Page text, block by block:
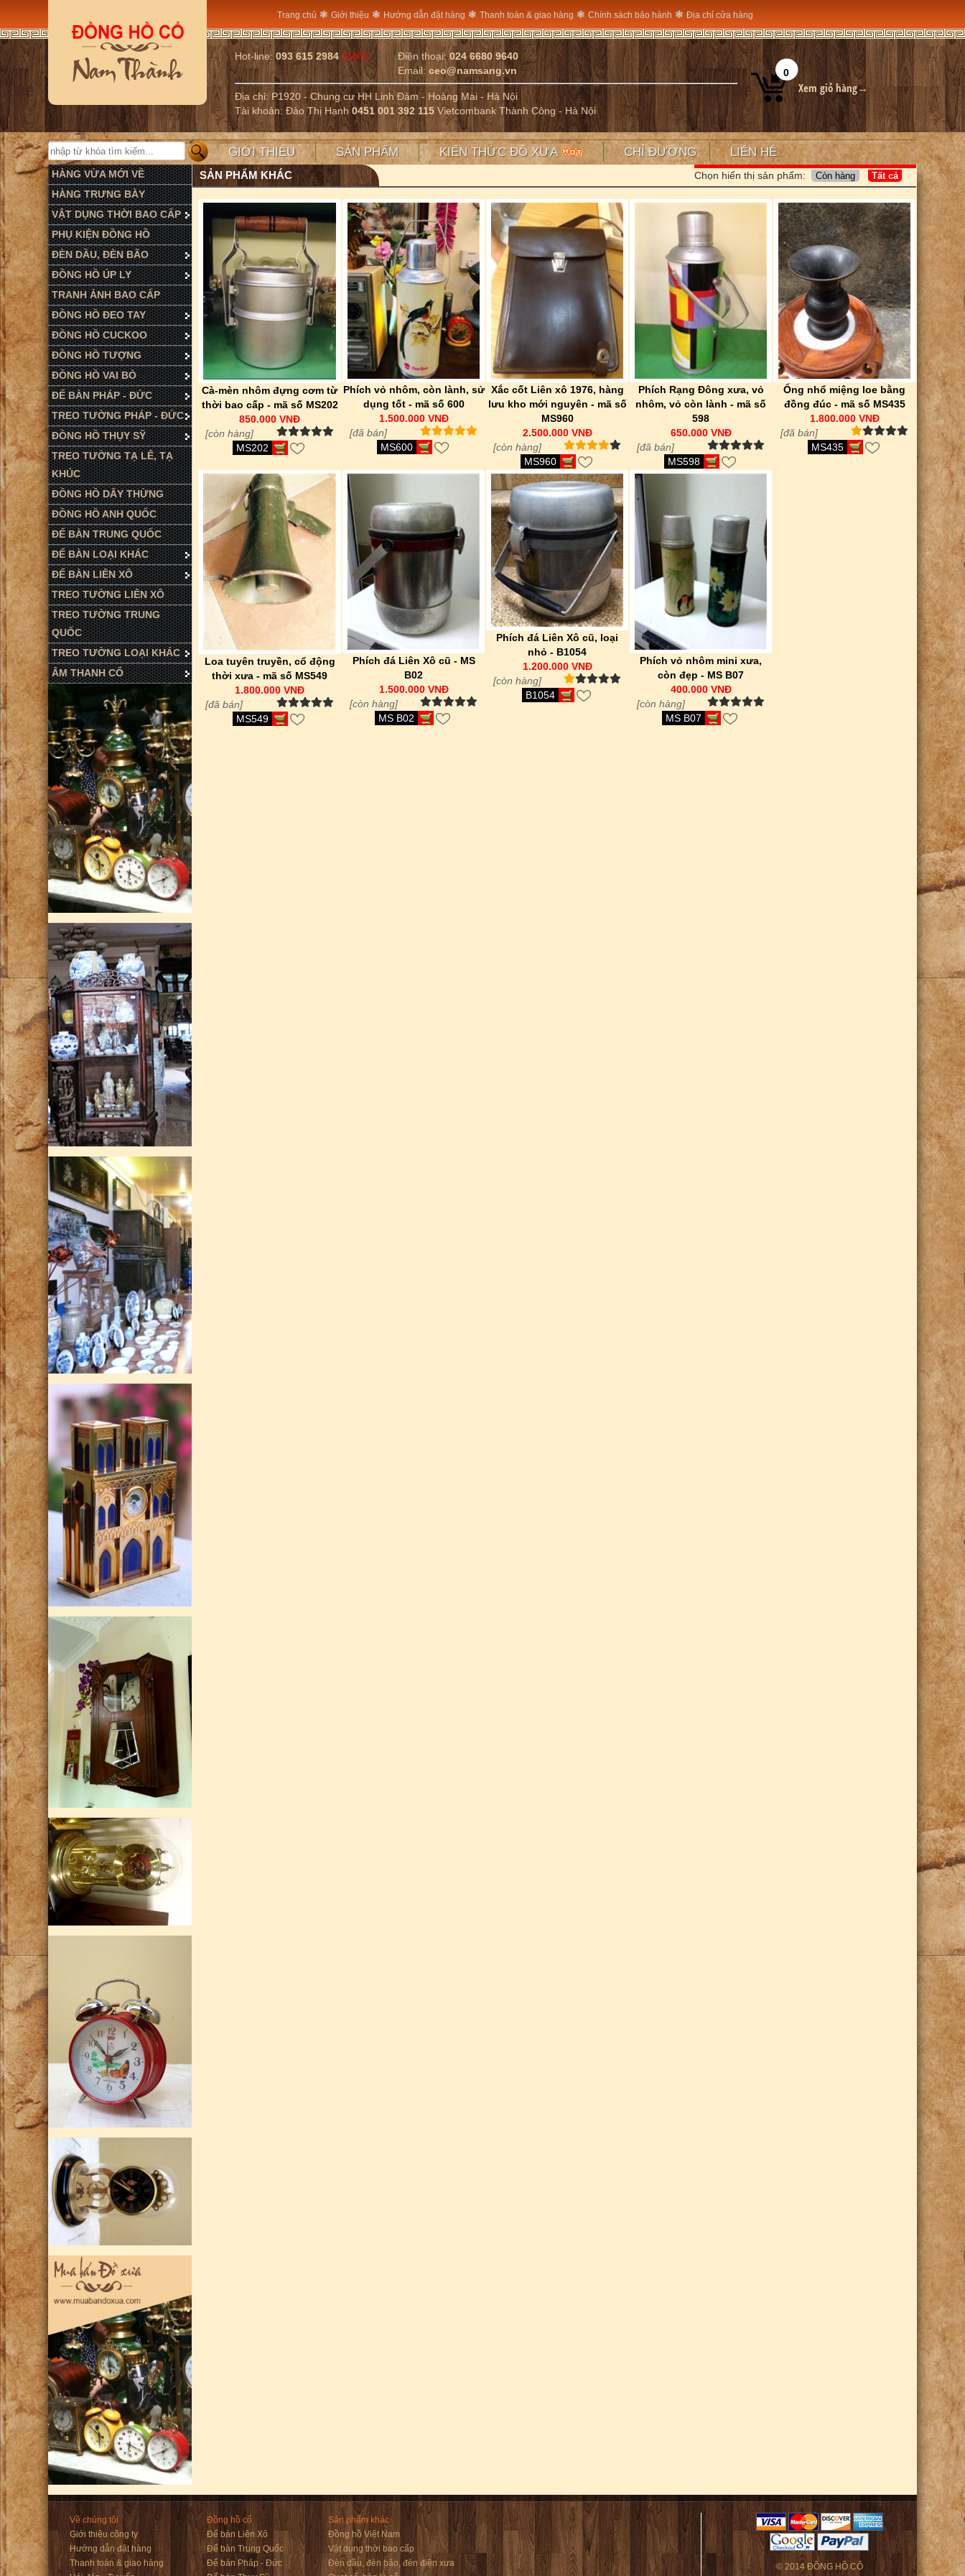
Trang chủ ❃ Giới thiệu ❃ Hướng dẫn đặt hàng ❃ Thanh toán & giao hàng ❃ Chính sách bảo hành ❃ Địa chỉ cửa hàng
0
Xem giỏ hàng→
Hot-line:093 615 2984 (24/7) Điện thoại:024 6680 9640
Email:ceo@namsang.vn
Địa chỉ: P1920 - Chung cư HH Linh Đàm - Hoàng Mai - Hà Nội
Tài khoản: Đào Thị Hạnh0451 001 392 115 Vietcombank Thành Công - Hà Nội
GIỚI THIỆU SẢN PHẨM KIẾN THỨC ĐỒ XƯA CHỈ ĐƯỜNG LIÊN HỆ
HÀNG VỪA MỚI VỀ
HÀNG TRƯNG BÀY
VẬT DỤNG THỜI BAO CẤP
PHỤ KIỆN ĐỒNG HỒ
ĐÈN DẦU, ĐÈN BÃO
ĐỒNG HỒ ÚP LY
TRANH ẢNH BAO CẤP
ĐỒNG HỒ ĐEO TAY
ĐỒNG HỒ CUCKOO
ĐỒNG HỒ TƯỢNG
ĐỒNG HỒ VAI BÒ
ĐỂ BÀN PHÁP - ĐỨC
TREO TƯỜNG PHÁP - ĐỨC
ĐỒNG HỒ THỤY SỸ
TREO TƯỜNG TẠ LÊ, TẠ
KHÚC
ĐỒNG HỒ DÂY THỪNG
ĐỒNG HỒ ANH QUỐC
ĐỂ BÀN TRUNG QUỐC
ĐỂ BÀN LOẠI KHÁC
ĐỂ BÀN LIÊN XÔ
TREO TƯỜNG LIÊN XÔ
TREO TƯỜNG TRUNG
QUỐC
TREO TƯỜNG LOẠI KHÁC
ÂM THANH CỔ
Chọn hiển thị sản phẩm:
SẢN PHẨM KHÁC
Cà-mèn nhôm đựng cơm từ
thời bao cấp - mã số MS202
850.000 VNĐ
[còn hàng]
MS202
Phích vỏ nhôm, còn lành, sử
dụng tốt - mã số 600
1.500.000 VNĐ
[đã bán]
MS600
Xắc cốt Liên xô 1976, hàng
lưu kho mới nguyên - mã số
MS960
2.500.000 VNĐ
[còn hàng]
MS960
Phích Rạng Đông xưa, vỏ
nhôm, vỏ còn lành - mã số
598
650.000 VNĐ
[đã bán]
MS598
Ống nhổ miệng loe bằng
đồng đúc - mã số MS435
1.800.000 VNĐ
[đã bán]
MS435
Loa tuyên truyền, cổ động
thời xưa - mã số MS549
1.800.000 VNĐ
[đã bán]
MS549
Phích đá Liên Xô cũ - MS
B02
1.500.000 VNĐ
[còn hàng]
MS B02
Phích đá Liên Xô cũ, loại
nhỏ - B1054
1.200.000 VNĐ
[còn hàng]
B1054
Phích vỏ nhôm mini xưa,
còn đẹp - MS B07
400.000 VNĐ
[còn hàng]
MS B07
Về chúng tôi
Giới thiêu công ty
Hướng dẫn đặt hàng
Thanh toán & giao hàng
Đồng hồ cổ
Để bàn Liên Xô
Để bàn Trung Quốc
Để bàn Pháp - Đức
Sản phẩm khác
Đồng hồ Việt Nam
Vật dụng thời bao cấp
Đèn dầu, đèn bão, đèn điện xưa
© 2014 ĐỒNG HỒ CỔ